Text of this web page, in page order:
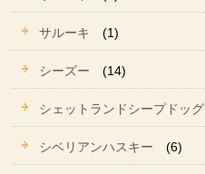
サルーキ (1)
シーズー (14)
シェットランドシープドッグ
シベリアンハスキー (6)